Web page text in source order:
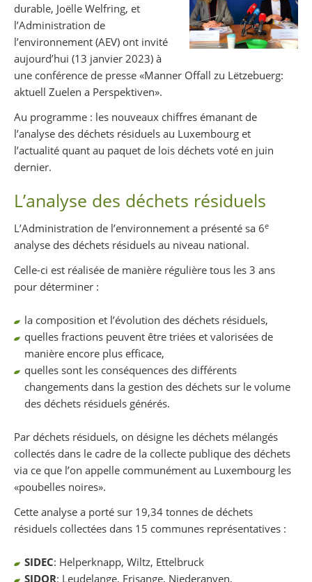
durable, Joëlle Welfring, et
l’Administration de
l’environnement (AEV) ont invité
aujourd’hui (13 janvier 2023) à
une conférence de presse «Manner Offall zu Lëtzebuerg:
aktuell Zuelen a Perspektiven».
Au programme : les nouveaux chiffres émanant de
l’analyse des déchets résiduels au Luxembourg et
l’actualité quant au paquet de lois déchets voté en juin
dernier.
L’analyse des déchets résiduels
L’Administration de l’environnement a présenté sa 6e
analyse des déchets résiduels au niveau national.
Celle-ci est réalisée de manière régulière tous les 3 ans
pour déterminer :
la composition et l’évolution des déchets résiduels,
quelles fractions peuvent être triées et valorisées de
manière encore plus efficace,
quelles sont les conséquences des différents
changements dans la gestion des déchets sur le volume
des déchets résiduels générés.
Par déchets résiduels, on désigne les déchets mélangés
collectés dans le cadre de la collecte publique des déchets
via ce que l’on appelle communément au Luxembourg les
«poubelles noires».
Cette analyse a porté sur 19,34 tonnes de déchets
résiduels collectées dans 15 communes représentatives :
SIDEC: Helperknapp, Wiltz, Ettelbruck
SIDOR: Leudelange, Frisange, Niederanven,